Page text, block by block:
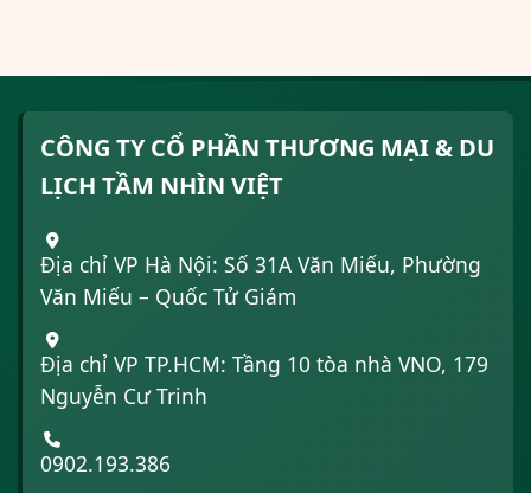
CÔNG TY CỔ PHẦN THƯƠNG MẠI & DU
LỊCH TẦM NHÌN VIỆT
Địa chỉ VP Hà Nội: Số 31A Văn Miếu, Phường
Văn Miếu – Quốc Tử Giám
Địa chỉ VP TP.HCM: Tầng 10 tòa nhà VNO, 179
Nguyễn Cư Trinh
0902.193.386